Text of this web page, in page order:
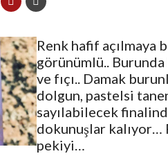
Renk hafif açılmaya
görünümlü.. Burunda
ve fıçı.. Damak
dolgun, pastelsi
sayılabilecek
dokunuşlar kalıyor…
pekiyi…